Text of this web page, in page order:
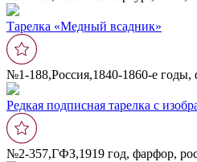
Тарелка «Медный всадник»
№1-188,Россия,1840-1860-е годы,
Редкая подписная тарелка с
№2-357,ГФЗ,1919 год, фарфор,